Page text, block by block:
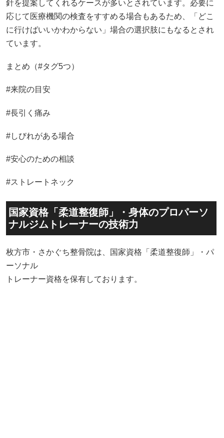
針を提案してくれるケースが多いとされています。必要に
応じて医療機関の検査をすすめる場合もあるため、「どこ
に行けばいいかわからない」場合の選択肢にもなるとされ
ています。
まとめ（#タグ5つ）
#来院の目安
#長引く痛み
#しびれがある場合
#安心のための相談
#ストレートネック
国家資格「柔道整復師」・身体のプロパーソ
ナルジムトレーナーの技術力
枚方市・さかぐち整骨院は、国家資格「柔道整復師」・パ
ーソナル
トレーナー資格を保有しております。